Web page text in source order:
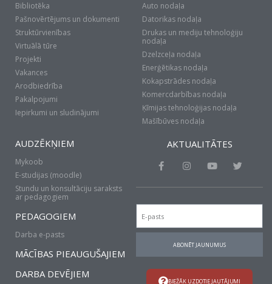
Bibliotēka
Pašnovērtējums un dokumenti
Struktūrvienības
Virtuālā tūre
Projekti
Vakances
Arodbiedrība
Pakalpojumi
Iepirkumi un sludinājumi
Auto nodaļa
Datorikas nodaļa
Drukas un mediju tehnoloģiju
nodaļa
Dzelzceļa nodaļa
Enerģētikas nodaļa
Kokapstrādes nodaļa
Komercdarbības nodaļa
Ķīmijas tehnoloģijas nodaļa
Mašībūves nodaļa
AUDZĒKŅIEM
Mykoob
E-studijas (moodle)
Stundu un konsultāciju saraksts
ar pedagogiem
PEDAGOGIEM
Darba e-pasts
MĀCĪBAS PIEAUGUŠAJIEM
DARBA DEVĒJIEM
AKTUALITĀTES
F
a
b
o
k
I
a
a
Y
u
T
t
ABONĒT JAUNUMUS
BIEŽĀK UZDOTIE JAUTĀJUMI